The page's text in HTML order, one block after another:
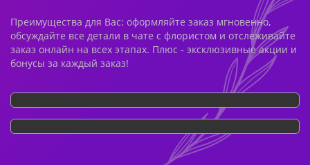
Преимущества для Вас: оформляйте заказ мгновенно,
обсуждайте все детали в чате с флористом и отслеживайте
заказ онлайн на всех этапах. Плюс - эксклюзивные акции и
бонусы за каждый заказ!